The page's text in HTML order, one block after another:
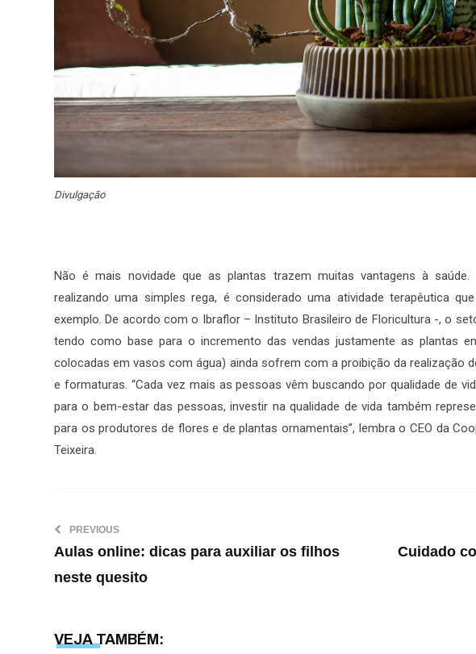
Divulgação
Não é mais novidade que as plantas trazem muitas vantagens à
realizando uma simples rega, é considerado uma atividade terapêutica
exemplo. De acordo com o Ibraflor – Instituto Brasileiro de Floricultura -, o
tendo como base para o incremento das vendas justamente as plantas
colocadas em vasos com água) ainda sofrem com a proibição da realização
e formaturas. “Cada vez mais as pessoas vêm buscando por qualidade de
para o bem-estar das pessoas, investir na qualidade de vida também
para os produtores de flores e de plantas ornamentais”, lembra o CEO da
Teixeira.
PREVIOUS
Aulas online: dicas para auxiliar os filhos
neste quesito
Cuidado
VEJA TAMBÉM: